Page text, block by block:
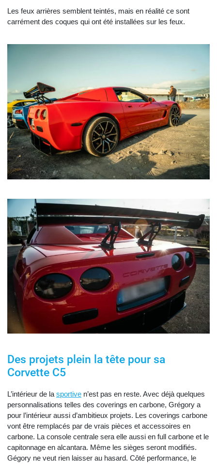
Les feux arrières semblent teintés, mais en réalité ce sont
carrément des coques qui ont été installées sur les feux.
Des projets plein la tête pour sa
Corvette C5
L’intérieur de lasportive n’est pas en reste. Avec déjà quelques
personnalisations telles des coverings en carbone, Grégory a
pour l’intérieur aussi d’ambitieux projets. Les coverings carbone
vont être remplacés par de vrais pièces et accessoires en
carbone. La console centrale sera elle aussi en full carbone et le
capitonnage en alcantara. Même les sièges seront modifiés.
Gégory ne veut rien laisser au hasard. Côté performance, le